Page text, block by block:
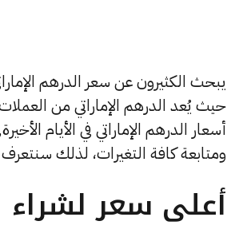
حيث يُعد الدرهم الإماراتي من
ومتابعة كافة التغيرات، لذلك سنتعرف
أعلى سعر لشراء